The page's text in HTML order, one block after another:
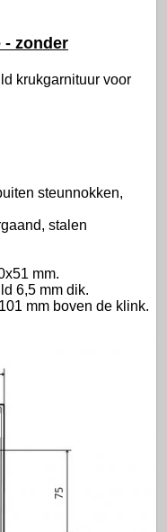
zonder
krukgarnituur voor
steunnokken,
stalen
mm.
6,5 mm dik.
mm boven de klink.